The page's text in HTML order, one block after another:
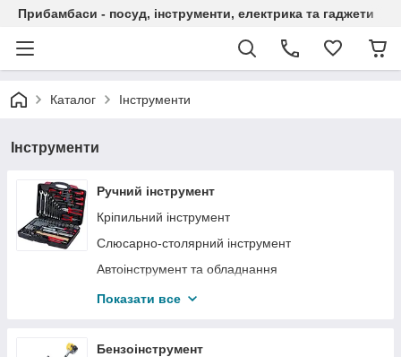
Прибамбаси - посуд, інструменти, електрика та гаджети
Каталог Інструменти
Інструменти
Ручний інструмент
Кріпильний інструмент
Слюсарно-столярний інструмент
Автоінструмент та обладнання
Малярний й обробний інструмент
Садово-городній інвентар
Показати все
Бензоінструмент